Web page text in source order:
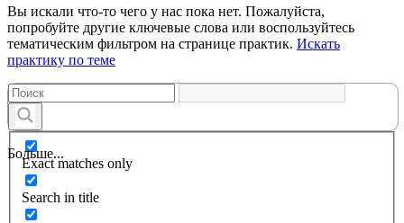
Вы искали что-то чего у нас пока нет. Пожалуйста,
попробуйте другие ключевые слова или воспользуйтесь
тематическим фильтром на странице практик. Искать
практику по теме
Больше...
Exact matches only
Search in title